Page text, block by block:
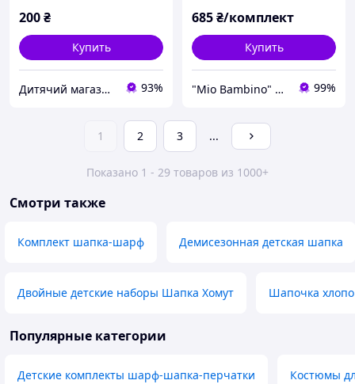
200₴
Купить
Дитячий магазин СОНЕЧКО 93%
бубон
685₴/комплект
Купить
"Mio Bambino" магазин детской брендовой одежды 99%
1 2 3 ...
Показано 1 - 29 товаров из 1000+
Смотри также
Комплект шапка-шарф Демисезонная детская шапка
Двойные детские наборы Шапка Хомут Шапочка
Популярные категории
Детские комплекты шарф-шапка-перчатки Костюмы